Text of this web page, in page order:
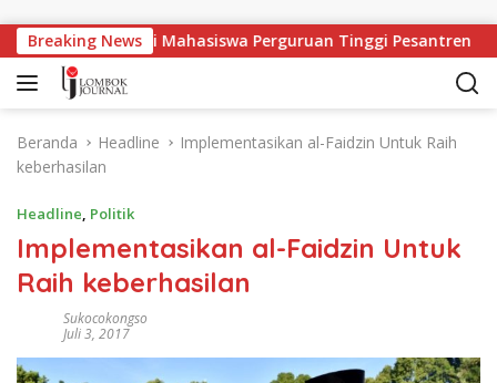
Breaking News
Kerja Bagi Mahasiswa Perguruan Tinggi Pesantren
Beranda Headline
Implementasikan al-Faidzin Untuk Raih
keberhasilan
Headline, Politik
Implementasikan al-Faidzin Untuk
Raih keberhasilan
Sukocokongso
Juli 3, 2017